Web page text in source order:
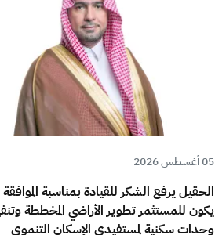
05 أغسطس 2026
الحقيل يرفع الشكر للقيادة بمناسبة
يكون للمستثمر تطوير الأراضي المخططة
وحدات سكنية لمستفيدي الإسكان التنموي